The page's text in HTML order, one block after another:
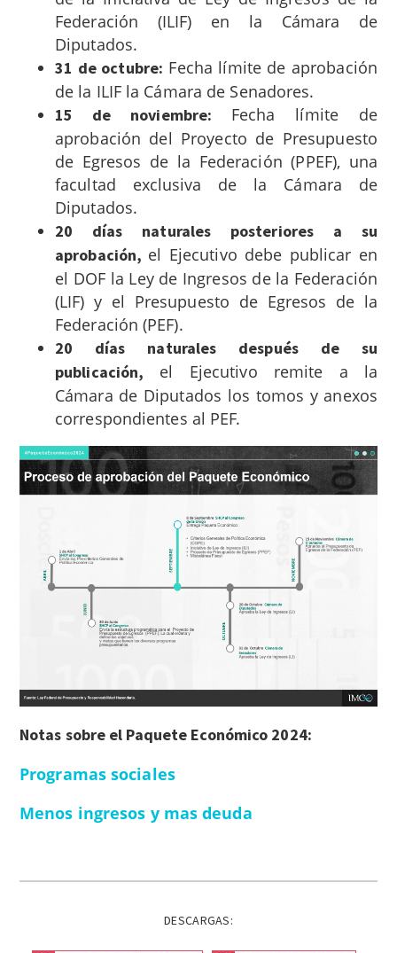
Federación (ILIF) en la Cámara de
Diputados.
31 de octubre: Fecha límite de aprobación
de la ILIF la Cámara de Senadores.
15 de noviembre: Fecha límite de
aprobación del Proyecto de Presupuesto
de Egresos de la Federación (PPEF), una
facultad exclusiva de la Cámara de
Diputados.
20 días naturales posteriores a su
aprobación, el Ejecutivo debe publicar en
el DOF la Ley de Ingresos de la Federación
(LIF) y el Presupuesto de Egresos de la
Federación (PEF).
20 días naturales después de su
publicación, el Ejecutivo remite a la
Cámara de Diputados los tomos y anexos
correspondientes al PEF.
Notas sobre el Paquete Económico 2024:
Programas sociales
Menos ingresos y mas deuda
DESCARGAS: